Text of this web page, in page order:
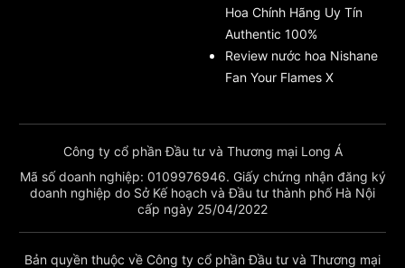
Hoa Chính Hãng Uy Tín
Authentic 100%
Review nước hoa Nishane
Fan Your Flames X
Công ty cổ phần Đầu tư và Thương mại Long Á
Mã số doanh nghiệp: 0109976946. Giấy chứng nhận đăng ký
doanh nghiệp do Sở Kế hoạch và Đầu tư thành phố Hà Nội
cấp ngày 25/04/2022
Bản quyền thuộc về Công ty cổ phần Đầu tư và Thương mại